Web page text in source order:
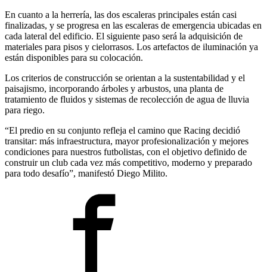
En cuanto a la herrería, las dos escaleras principales están casi
finalizadas, y se progresa en las escaleras de emergencia ubicadas en
cada lateral del edificio. El siguiente paso será la adquisición de
materiales para pisos y cielorrasos. Los artefactos de iluminación ya
están disponibles para su colocación.
Los criterios de construcción se orientan a la sustentabilidad y el
paisajismo, incorporando árboles y arbustos, una planta de
tratamiento de fluidos y sistemas de recolección de agua de lluvia
para riego.
“El predio en su conjunto refleja el camino que Racing decidió
transitar: más infraestructura, mayor profesionalización y mejores
condiciones para nuestros futbolistas, con el objetivo definido de
construir un club cada vez más competitivo, moderno y preparado
para todo desafío”, manifestó Diego Milito.